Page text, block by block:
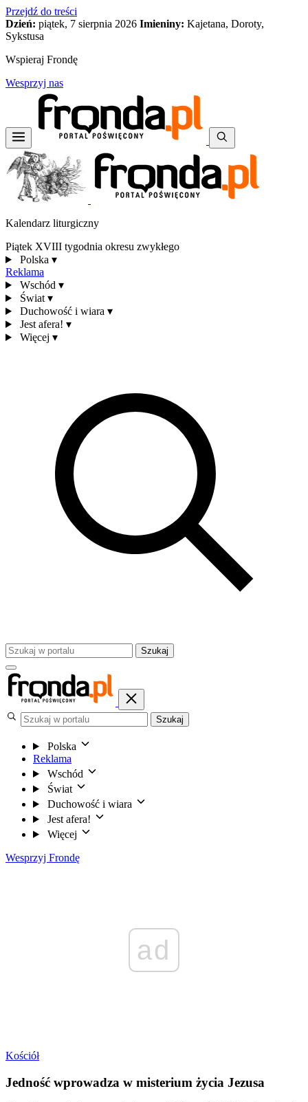
Przejdź do treści
Dzień: piątek, 7 sierpnia 2026 Imieniny: Kajetana, Doroty,
Sykstusa
Wspieraj Frondę
Wesprzyj nas
Kalendarz liturgiczny
Piątek XVIII tygodnia okresu zwykłego
Polska ▾
Reklama
Wschód ▾
Świat ▾
Duchowość i wiara ▾
Jest afera! ▾
Więcej ▾
Szukaj
Szukaj
Polska
Reklama
Wschód
Świat
Duchowość i wiara
Jest afera!
Więcej
Wesprzyj Frondę
ad
Kościół
Jedność wprowadza w misterium życia Jezusa